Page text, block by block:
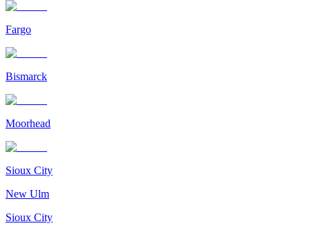
Fargo
Bismarck
Moorhead
Sioux City
New Ulm
Sioux City